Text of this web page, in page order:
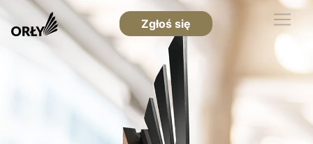
Zgłoś się